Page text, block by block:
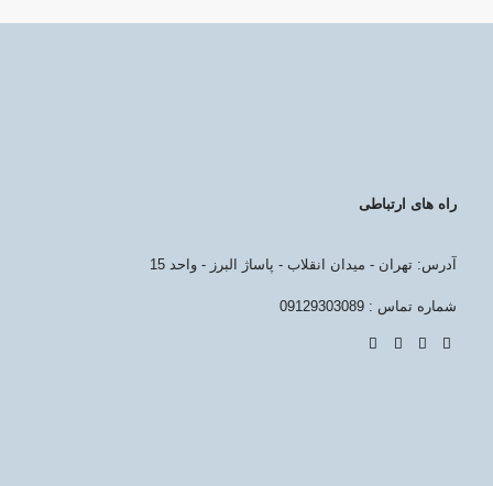
راه های ارتباطی
آدرس: تهران - میدان انقلاب - پاساژ البرز - واحد 15
شماره تماس : 09129303089